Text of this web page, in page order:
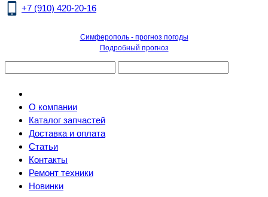
+7 (910) 420-20-16
Симферополь - прогноз погоды
Подробный прогноз
О компании
Каталог запчастей
Доставка и оплата
Статьи
Контакты
Ремонт техники
Новинки